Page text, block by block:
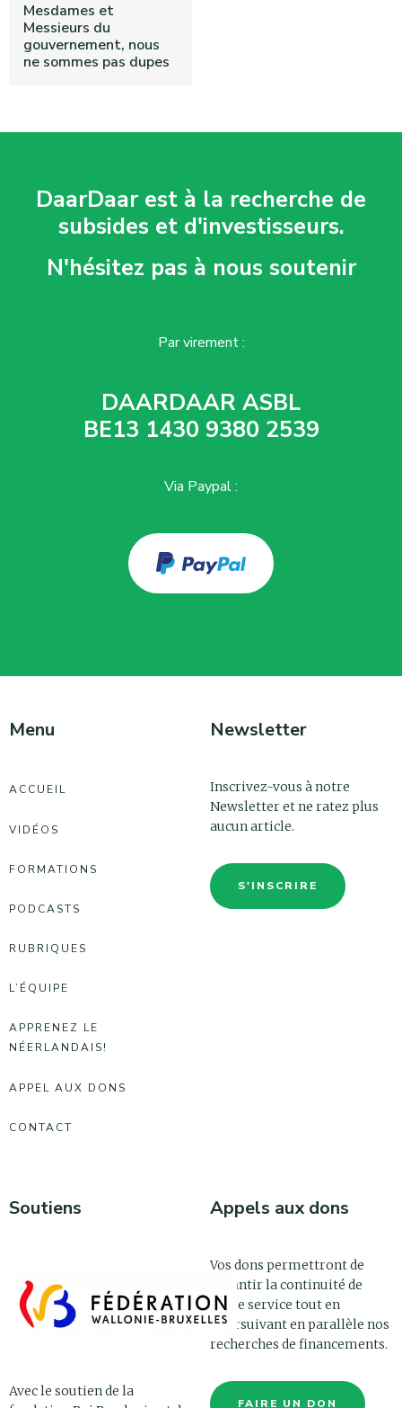
Mesdames et
Messieurs du
gouvernement, nous
ne sommes pas dupes
DaarDaar est à la recherche de
subsides et d'investisseurs.
N'hésitez pas à nous soutenir
Par virement :
DAARDAAR ASBL
BE13 1430 9380 2539
Via Paypal :
Menu
ACCUEIL
VIDÉOS
FORMATIONS
PODCASTS
RUBRIQUES
L’ÉQUIPE
APPRENEZ LE
NÉERLANDAIS!
APPEL AUX DONS
CONTACT
Newsletter
Inscrivez-vous à notre
Newsletter et ne ratez plus
aucun article.
S'INSCRIRE
Soutiens
Avec le soutien de la
Appels aux dons
Vos dons permettront de
garantir la continuité de
notre service tout en
poursuivant en parallèle nos
recherches de financements.
FAIRE UN DON